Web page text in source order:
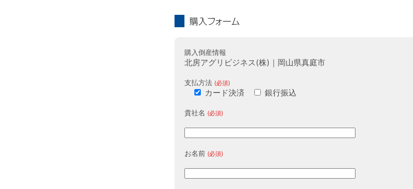
購入倒産情報
北房アグリビジネス(株)｜岡山県真庭市
支払方法 (必須)
カード決済 銀行振込
貴社名 (必須)
お名前 (必須)